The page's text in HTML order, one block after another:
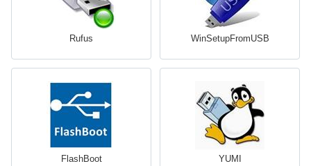
Rufus WinSetupFromUSB
FlashBoot YUMI